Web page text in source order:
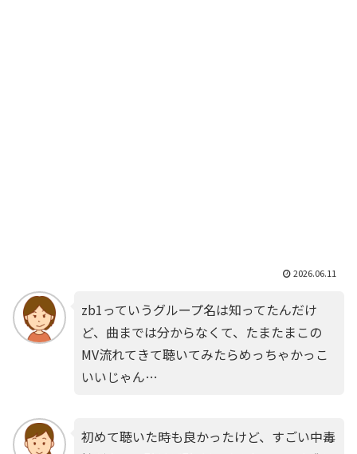
2026.06.11
zb1っていうグループ名は知ってたんだけ
ど、曲までは分からなくて、たまたまこの
MV流れてきて聴いてみたらめっちゃかっこ
いいじゃん…
初めて聴いた時も良かったけど、すごい中毒